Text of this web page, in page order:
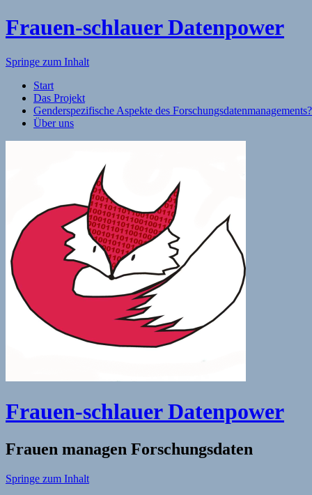
Frauen-schlauer Datenpower
Springe zum Inhalt
Start
Das Projekt
Genderspezifische Aspekte des
Über uns
Frauen-schlauer Datenpower
Frauen managen Forschungsdaten
Springe zum Inhalt